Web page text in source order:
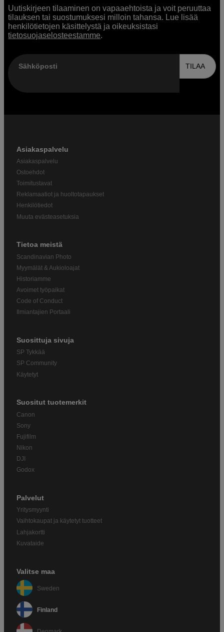
Uutiskirjeen tilaaminen on vapaaehtoista ja voit peruuttaa
tilauksen tai suostumuksesi milloin tahansa. Lue lisää
henkilötietojen käsittelystä ja oikeuksistasi
tietosuojaselosteestamme.
Sähköposti TILAA
Asiakaspalvelu
Asiakaspalvelu
Ostoehdot
Toimitustavat
Reklamaatiot ja huoltotapaukset
Henkilötiedot
Muuta evästeasetuksia
Tietoa meistä
Scandinavian Photo
Myymälät & Aukioloajat
Historiamme
Avoimet työpaikat
Code of Conduct
Ilmiantajien Portaali
Suosittuja sivuja
SP Tykkää
SP Community
Käytetyt
Suositut tuotemerkit
Canon
Sony
Fujifilm
Nikon
DJI
Godox
Palvelut
Yritysmyynti
Vaihtokaupat ja käytetyt tuotteet
Lahjakortti
Kuvataide
Valitse maa
Sweden
Finland